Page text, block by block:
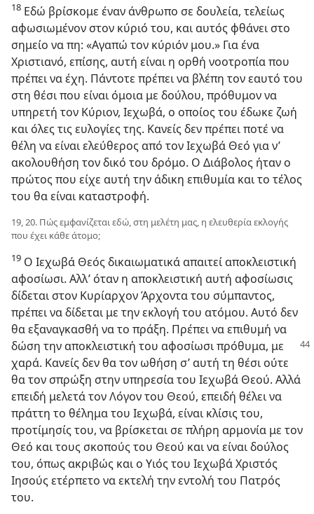
18 Εδώ βρίσκομε έναν άνθρωπο σε δουλεία, τελείως
αφωσιωμένον στον κύριό του, και αυτός φθάνει στο
σημείο να πη: «Αγαπώ τον κύριόν μου.» Για ένα
Χριστιανό, επίσης, αυτή είναι η ορθή νοοτροπία που
πρέπει να έχη. Πάντοτε πρέπει να βλέπη τον εαυτό του
στη θέσι που είναι όμοια με δούλου, πρόθυμον να
υπηρετή τον Κύριον, Ιεχωβά, ο οποίος του έδωκε ζωή
και όλες τις ευλογίες της. Κανείς δεν πρέπει ποτέ να
θέλη να είναι ελεύθερος από τον Ιεχωβά Θεό για ν’
ακολουθήση τον δικό του δρόμο. Ο Διάβολος ήταν ο
πρώτος που είχε αυτή την άδικη επιθυμία και το τέλος
του θα είναι καταστροφή.
19, 20. Πώς εμφανίζεται εδώ, στη μελέτη μας, η ελευθερία εκλογής
που έχει κάθε άτομο;
19 Ο Ιεχωβά Θεός δικαιωματικά απαιτεί αποκλειστική
αφοσίωσι. Αλλ’ όταν η αποκλειστική αυτή αφοσίωσις
δίδεται στον Κυρίαρχον Άρχοντα του σύμπαντος,
πρέπει να δίδεται με την εκλογή του ατόμου. Αυτό δεν
θα εξαναγκασθή να το πράξη. Πρέπει να επιθυμή να
δώση την αποκλειστική του αφοσίωσι πρόθυμα, με
χαρά. Κανείς δεν θα τον ωθήση σ’ αυτή τη θέσι ούτε
θα τον σπρώξη στην υπηρεσία του Ιεχωβά Θεού. Αλλά
επειδή μελετά τον Λόγον του Θεού, επειδή θέλει να
πράττη το θέλημα του Ιεχωβά, είναι κλίσις του,
προτίμησίς του, να βρίσκεται σε πλήρη αρμονία με τον
Θεό και τους σκοπούς του Θεού και να είναι δούλος
του, όπως ακριβώς και ο Υιός του Ιεχωβά Χριστός
Ιησούς ετέρπετο να εκτελή την εντολή του Πατρός
του.